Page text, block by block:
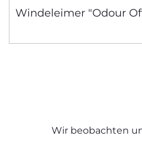
Windeleimer "Odour
Wir beobachten